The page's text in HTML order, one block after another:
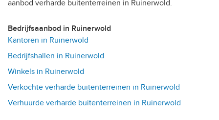
aanbod verharde buitenterreinen in Ruinerwold.
Bedrijfsaanbod in Ruinerwold
Kantoren in Ruinerwold
Bedrijfshallen in Ruinerwold
Winkels in Ruinerwold
Verkochte verharde buitenterreinen in Ruinerwold
Verhuurde verharde buitenterreinen in Ruinerwold